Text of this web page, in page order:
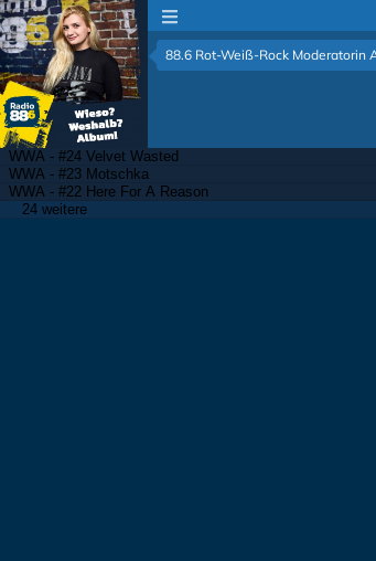
88.6 Rot-Weiß-Rock Moderatorin
WWA - #24 Velvet Wasted
WWA - #23 Motschka
WWA - #22 Here For A Reason
24 weitere